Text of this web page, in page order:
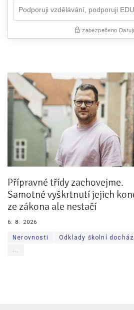
Přípravné třídy zachovejme.
Samotné vyškrtnutí jejich
ze zákona ale nestačí
6. 8. 2026
Nerovnosti
Odklady školní
...